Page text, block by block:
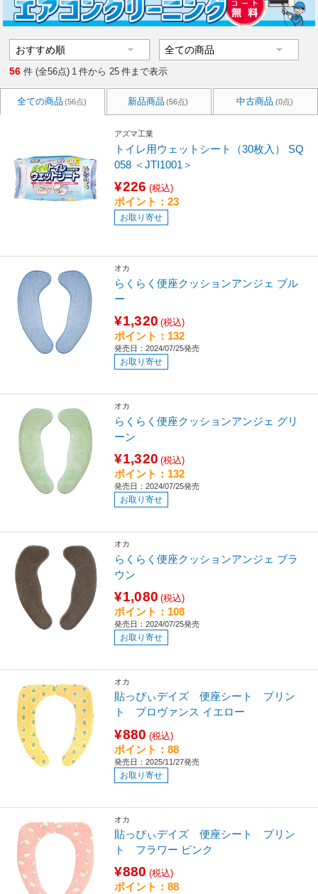
56 件 (全56点) 1 件から 25 件まで表示
全ての商品 (56点) 新品商品 (56点) 中古商品 (0点)
アズマ工業
トイレ用ウェットシート（30枚入） SQ
058 ＜JTI1001＞
¥226 (税込)
ポイント：23
お取り寄せ
オカ
らくらく便座クッションアンジェ ブル
ー
¥1,320 (税込)
ポイント：132
発売日：2024/07/25発売
お取り寄せ
オカ
らくらく便座クッションアンジェ グリ
ーン
¥1,320 (税込)
ポイント：132
発売日：2024/07/25発売
お取り寄せ
オカ
らくらく便座クッションアンジェ ブラ
ウン
¥1,080 (税込)
ポイント：108
発売日：2024/07/25発売
お取り寄せ
オカ
貼っぴぃデイズ 便座シート プリン
ト プロヴァンス イエロー
¥880 (税込)
ポイント：88
発売日：2025/11/27発売
お取り寄せ
オカ
貼っぴぃデイズ 便座シート プリン
ト フラワー ピンク
¥880 (税込)
ポイント：88